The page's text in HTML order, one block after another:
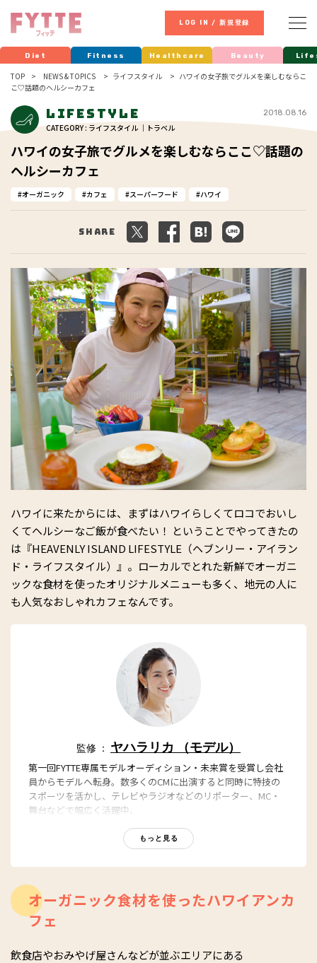
LOG IN / 新規登録
Diet Fitness Healthcare Beauty
TOP NEWS & TOPICS ライフスタイル
ハワイの女子旅でグルメを楽しむならこ
こ♡話題のヘルシーカフェ
Lifestyle
CATEGORY : ライフスタイル ｜トラベル
2018.08.16
ハワイの女子旅でグルメを楽しむならここ♡話題の
ヘルシーカフェ
オーガニック カフェ スーパーフード ハワイ
Share
ハワイに来たからには、まずはハワイらしくてロコでおいし
くてヘルシーなご飯が食べたい！ ということでやってきたの
は『HEAVENLY ISLAND LIFESTYLE（ヘブンリー・アイラン
ド・ライフスタイル）』。ローカルでとれた新鮮でオーガニ
ックな食材を使ったオリジナルメニューも多く、地元の人に
も人気なおしゃれカフェなんです。
監修 ： ヤハラリカ （モデル）
第一回FYTTE専属モデルオーディション・未来賞を受賞し会社
員からモデルへ転身。数多くのCMに出演すると同時に特技の
スポーツを活かし、テレビやラジオなどのリポーター、MC・
舞台などで幅広く活躍中。
・ヤハラリカオフィシャルサイト：https://yahararika.jp/
https://www.instagram.com/rika_yahara/
・YouTube：
https://www.youtube.com/channel/UCXV3gK3hst4L-
もっと見る
オーガニック食材を使ったハワイアンカ
フェ
飲食店やおみやげ屋さんなどが並ぶエリアにある